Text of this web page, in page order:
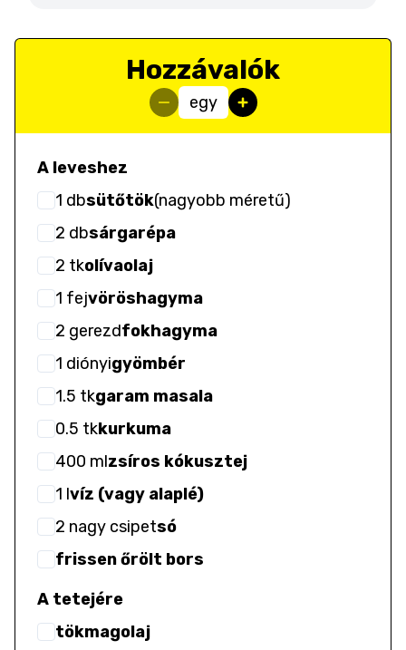
Hozzávalók
egy
A leveshez
1 dbsütőtök(nagyobb méretű)
2 dbsárgarépa
2 tkolívaolaj
1 fejvöröshagyma
2 gerezdfokhagyma
1 diónyigyömbér
1.5 tkgaram masala
0.5 tkkurkuma
400 mlzsíros kókusztej
1 lvíz (vagy alaplé)
2 nagy csipetsó
frissen őrölt bors
A tetejére
tökmagolaj